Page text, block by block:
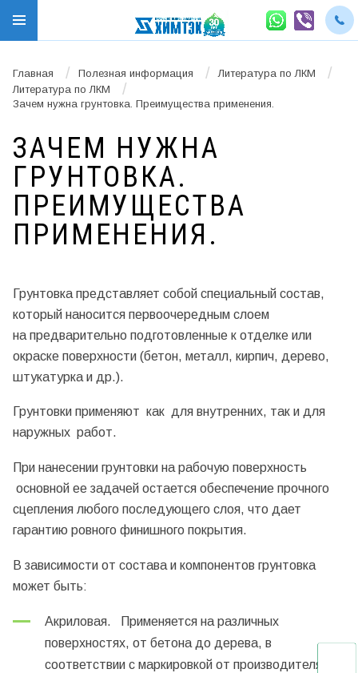
Главная / Полезная информация / Литература по ЛКМ /
Литература по ЛКМ /
Зачем нужна грунтовка. Преимущества применения.
ЗАЧЕМ НУЖНА
ГРУНТОВКА.
ПРЕИМУЩЕСТВА
ПРИМЕНЕНИЯ.
Грунтовка представляет собой специальный состав,
который наносится первоочередным слоем
на предварительно подготовленные к отделке или
окраске поверхности (бетон, металл, кирпич, дерево,
штукатурка и др.).
Грунтовки применяют как для внутренних, так и для
наружных работ.
При нанесении грунтовки на рабочую поверхность
основной ее задачей остается обеспечение прочного
сцепления любого последующего слоя, что дает
гарантию ровного финишного покрытия.
В зависимости от состава и компонентов грунтовка
может быть:
Акриловая. Применяется на различных
поверхностях, от бетона до дерева, в
соответствии с маркировкой от производителя.